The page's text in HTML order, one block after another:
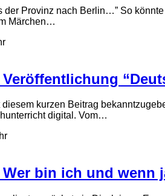
der Provinz nach Berlin…” So
Märchen…
Veröffentlichung
diesem kurzen Beitrag
digital. Vom…
Wer bin ich und wenn